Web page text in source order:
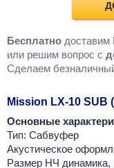
Бесплатно доставим
или решим вопрос с
Cделаем
Mission LX-10 SUB
Основные
Тип: Сабвуфер
Акустическое
Размер НЧ динамика,